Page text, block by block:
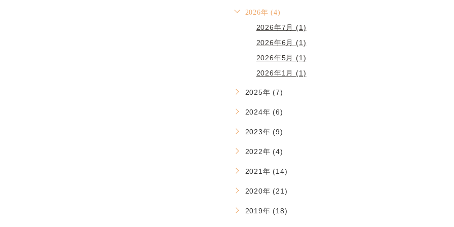
2026年 (4)
2026年7月 (1)
2026年6月 (1)
2026年5月 (1)
2026年1月 (1)
2025年 (7)
2024年 (6)
2023年 (9)
2022年 (4)
2021年 (14)
2020年 (21)
2019年 (18)